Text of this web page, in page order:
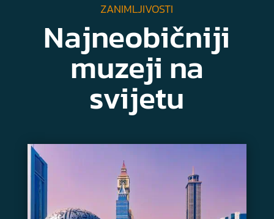
ZANIMLJIVOSTI
Najneobičniji
muzeji na
svijetu